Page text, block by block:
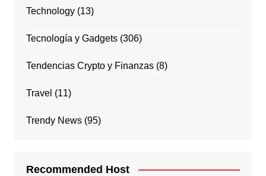
Technology(13)
Tecnología y Gadgets(306)
Tendencias Crypto y Finanzas(8)
Travel (11)
Trendy News(95)
Recommended Host